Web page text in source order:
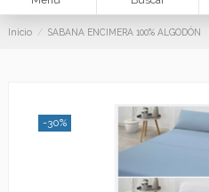
Inicio SABANA ENCIMERA 100% ALGODÓN
-30%